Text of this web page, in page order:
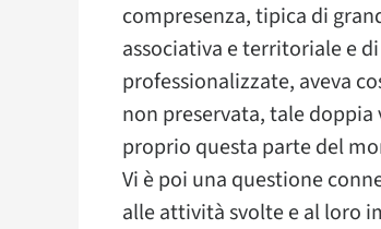
compresenza, tipica di
associativa e territoriale e
professionalizzate, aveva
non preservata, tale
proprio questa parte del
Vi è poi una questione
alle attività svolte e al loro